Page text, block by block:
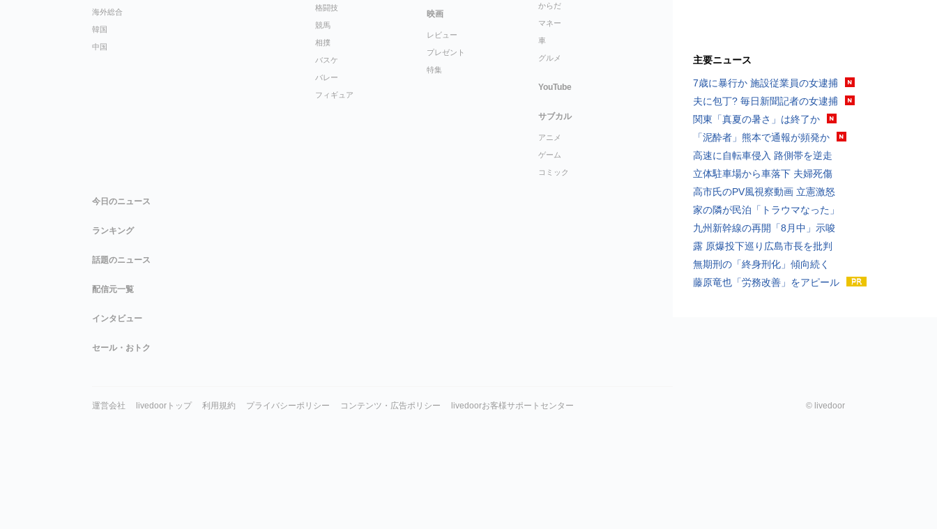
主要ニュース
7歳に暴行か 施設従業員の女逮捕
夫に包丁? 毎日新聞記者の女逮捕
関東「真夏の暑さ」は終了か
「泥酔者」熊本で通報が頻発か
高速に自転車侵入 路側帯を逆走
立体駐車場から車落下 夫婦死傷
高市氏のPV風視察動画 立憲激怒
家の隣が民泊「トラウマなった」
九州新幹線の再開「8月中」示唆
露 原爆投下巡り広島市長を批判
無期刑の「終身刑化」傾向続く
藤原竜也「労務改善」をアピール
海外総合
韓国
中国
格闘技
競馬
相撲
バスケ
バレー
フィギュア
映画
レビュー
プレゼント
特集
からだ
マネー
車
グルメ
YouTube
サブカル
アニメ
ゲーム
コミック
今日のニュース
ランキング
話題のニュース
配信元一覧
インタビュー
セール・おトク
運営会社 livedoorトップ 利用規約 プライバシーポリシー コンテンツ・広告ポリシー livedoorお客様サポートセンター © livedoor